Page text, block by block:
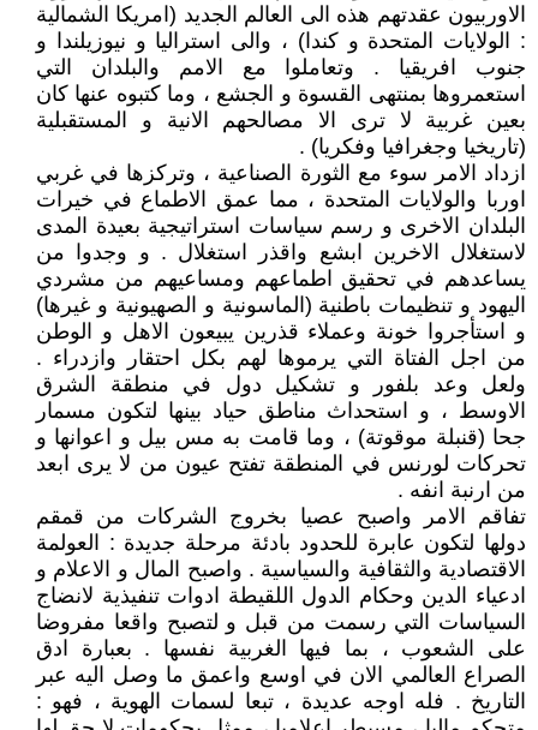
الاوربيون عقدتهم هذه الى العالم الجديد (امريكا الشمالية
: الولايات المتحدة و كندا) ، والى استراليا و نيوزيلندا و
جنوب افريقيا . وتعاملوا مع الامم والبلدان التي
استعمروها بمنتهى القسوة و الجشع ، وما كتبوه عنها كان
بعين غربية لا ترى الا مصالحهم الانية و المستقبلية
(تاريخيا وجغرافيا وفكريا) .
ازداد الامر سوء مع الثورة الصناعية ، وتركزها في غربي
اوربا والولايات المتحدة ، مما عمق الاطماع في خيرات
البلدان الاخرى و رسم سياسات استراتيجية بعيدة المدى
لاستغلال الاخرين ابشع واقذر استغلال . و وجدوا من
يساعدهم في تحقيق اطماعهم ومساعيهم من مشردي
اليهود و تنظيمات باطنية (الماسونية و الصهيونية و غيرها)
و استأجروا خونة وعملاء قذرين يبيعون الاهل و الوطن
من اجل الفتاة التي يرموها لهم بكل احتقار وازدراء .
ولعل وعد بلفور و تشكيل دول في منطقة الشرق
الاوسط ، و استحداث مناطق حياد بينها لتكون مسمار
جحا (قنبلة موقوتة) ، وما قامت به مس بيل و اعوانها و
تحركات لورنس في المنطقة تفتح عيون من لا يرى ابعد
من ارنبة انفه .
تفاقم الامر واصبح عصيا بخروج الشركات من قمقم
دولها لتكون عابرة للحدود بادئة مرحلة جديدة : العولمة
الاقتصادية والثقافية والسياسية . واصبح المال و الاعلام و
ادعياء الدين وحكام الدول اللقيطة ادوات تنفيذية لانضاج
السياسات التي رسمت من قبل و لتصبح واقعا مفروضا
على الشعوب ، بما فيها الغربية نفسها . بعبارة ادق
الصراع العالمي الان في اوسع واعمق ما وصل اليه عبر
التاريخ . فله اوجه عديدة ، تبعا لسمات الهوية ، فهو :